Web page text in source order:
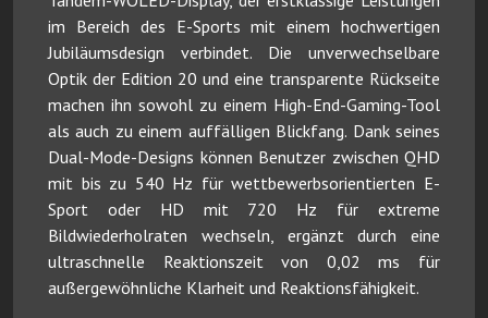
im Bereich des E-Sports mit einem hochwertigen
Jubiläumsdesign verbindet. Die unverwechselbare
Optik der Edition 20 und eine transparente Rückseite
machen ihn sowohl zu einem High-End-Gaming-Tool
als auch zu einem auffälligen Blickfang. Dank seines
Dual-Mode-Designs können Benutzer zwischen QHD
mit bis zu 540 Hz für wettbewerbsorientierten E-
Sport oder HD mit 720 Hz für extreme
Bildwiederholraten wechseln, ergänzt durch eine
ultraschnelle Reaktionszeit von 0,02 ms für
außergewöhnliche Klarheit und Reaktionsfähigkeit.